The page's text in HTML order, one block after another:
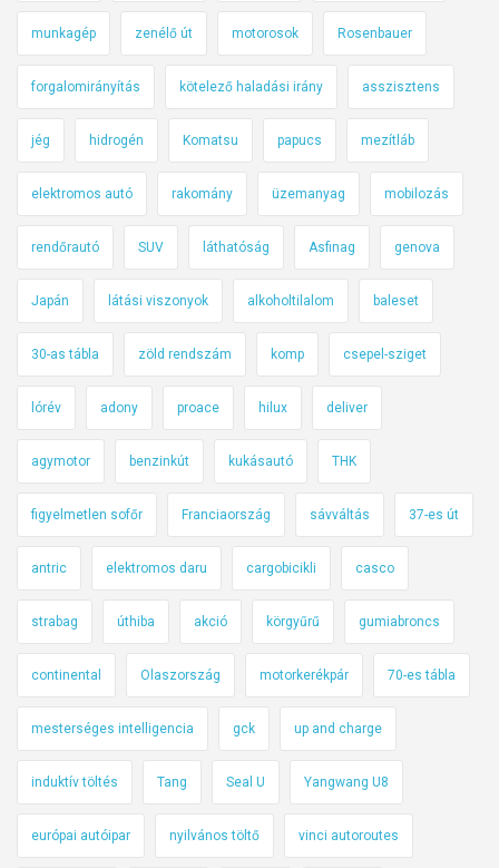
munkagép zenélő út motorosok Rosenbauer
forgalomirányítás kötelező haladási irány asszisztens
jég hidrogén Komatsu papucs mezítláb
elektromos autó rakomány üzemanyag mobilozás
rendőrautó SUV láthatóság Asfinag genova
Japán látási viszonyok alkoholtilalom baleset
30-as tábla zöld rendszám komp csepel-sziget
lórév adony proace hilux deliver
agymotor benzinkút kukásautó THK
figyelmetlen sofőr Franciaország sávváltás 37-es út
antric elektromos daru cargobicikli casco
strabag úthiba akció körgyűrű gumiabroncs
continental Olaszország motorkerékpár 70-es tábla
mesterséges intelligencia gck up and charge
induktív töltés Tang Seal U Yangwang U8
európai autóipar nyilvános töltő vinci autoroutes